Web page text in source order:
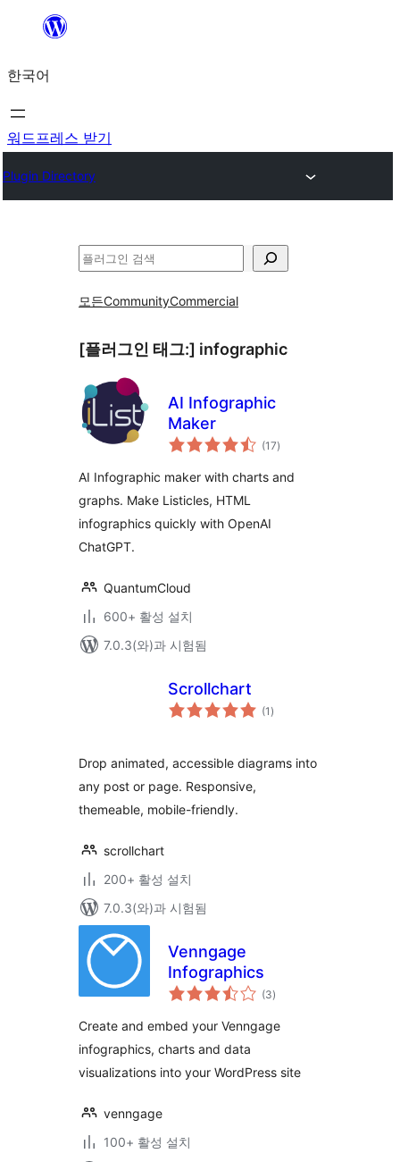
츠
로
바
가
한국어
워드프레스 받기
Plugin Directory
검
모든CommunityCommercial
[플러그인 태그:] infographic
AI Infographic
Maker
(17전
체
점
)
AI Infographic maker with charts and
graphs. Make Listicles, HTML
infographics quickly with OpenAI
ChatGPT.
QuantumCloud
600+ 활성 설치
7.0.3(와)과 시험됨
Scrollchart
(1 전
체)
Drop animated, accessible diagrams into
any post or page. Responsive,
themeable, mobile-friendly.
scrollchart
200+ 활성 설치
7.0.3(와)과 시험됨
Venngage
Infographics
(3전
체
점
)
Create and embed your Venngage
infographics, charts and data
visualizations into your WordPress site
venngage
100+ 활성 설치